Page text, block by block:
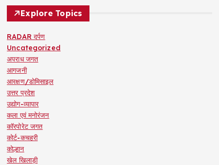
Explore Topics
RADAR दर्पण
Uncategorized
अपराध जगत
आगजनी
आरक्षण/डोमिसाइल
उत्तर प्रदेश
उद्योग-व्यापार
कला एवं मनोरंजन
कॉरपोरेट जगत
कोर्ट-कचहरी
कोल्हान
खेल खिलाड़ी